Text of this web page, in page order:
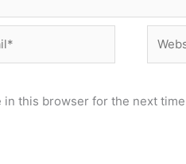
in this browser for the next